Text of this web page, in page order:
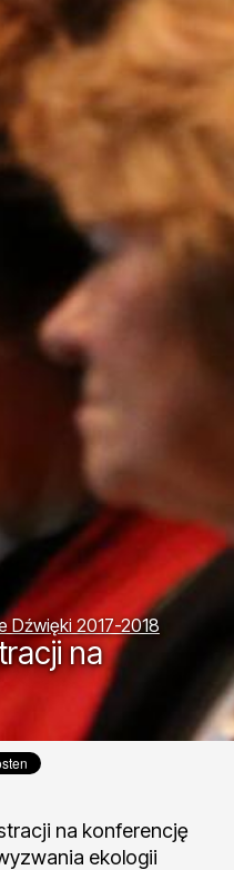
Dźwięki 2017-2018
na
na konferencję
ekologii